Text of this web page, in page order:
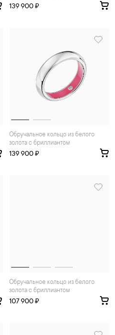
139 900 ₽
Обручальное кольцо из белого
золота с бриллиантом
139 900 ₽
Обручальное кольцо из белого
золота с бриллиантом
107 900 ₽